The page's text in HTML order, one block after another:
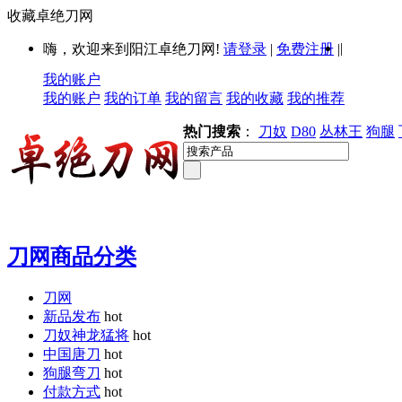
收藏卓绝刀网
嗨，欢迎来到阳江卓绝刀网! 请登录 | 免费注册 ||
我的账户
我的账户 我的订单 我的留言 我的收藏 我的推荐
热门搜索 ： 刀奴 D80 丛林王 狗腿
刀网商品分类
刀网
新品发布 hot
刀奴神龙猛将 hot
中国唐刀 hot
狗腿弯刀 hot
付款方式 hot